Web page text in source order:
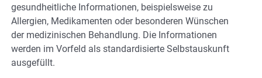
gesundheitliche Informationen, beispielsweise zu
Allergien, Medikamenten oder besonderen Wünschen
der medizinischen Behandlung. Die Informationen
werden im Vorfeld als standardisierte Selbstauskunft
ausgefüllt.